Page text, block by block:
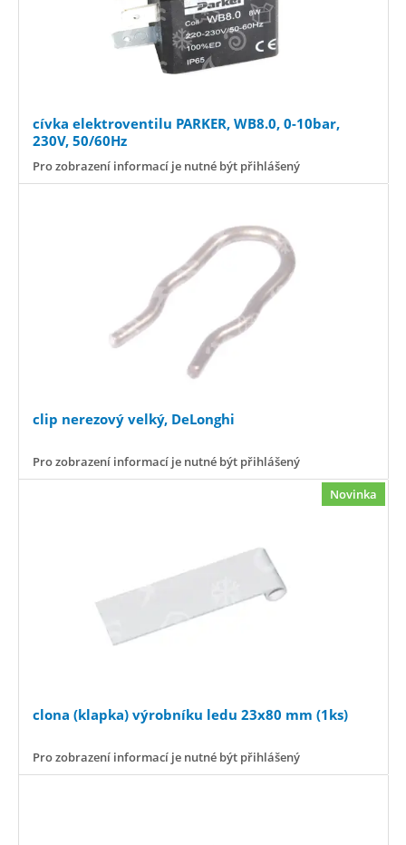
cívka elektroventilu PARKER, WB8.0, 0-10bar,
230V, 50/60Hz
Pro zobrazení informací je nutné být přihlášený
clip nerezový velký, DeLonghi
Pro zobrazení informací je nutné být přihlášený
Novinka
clona (klapka) výrobníku ledu 23x80 mm (1ks)
Pro zobrazení informací je nutné být přihlášený